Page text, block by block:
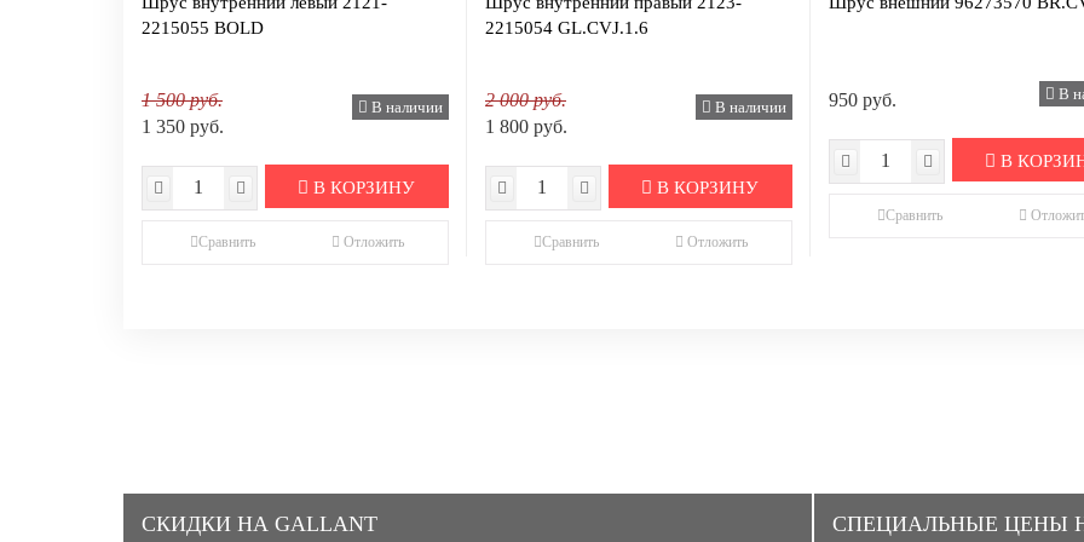
2215055 BOLD
1 500 руб.
1 350 руб.
В наличии
В КОРЗИНУ
Сравнить Отложить
2215054 GL.CVJ.1.6
2 000 руб.
1 800 руб.
В наличии
В КОРЗИНУ
Сравнить Отложить
950 руб. В
В
Сравнить
СКИДКИ НА GALLANT CПЕЦИАЛЬНЫЕ ЦЕНЫ